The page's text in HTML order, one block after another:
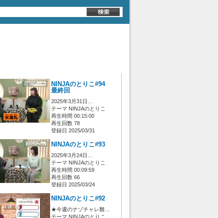
NINJAのとりこ#94
最終回
2025年3月31日…
テーマ NINJAのとりこ
再生時間 00:15:00
再生回数 78
登録日 2025/03/31
NINJAのとりこ#93
2025年3月24日…
テーマ NINJAのとりこ
再生時間 00:09:59
再生回数 66
登録日 2025/03/24
NINJAのとりこ#92
★今週のナゾチャレ難…
テーマ NINJAのとりこ